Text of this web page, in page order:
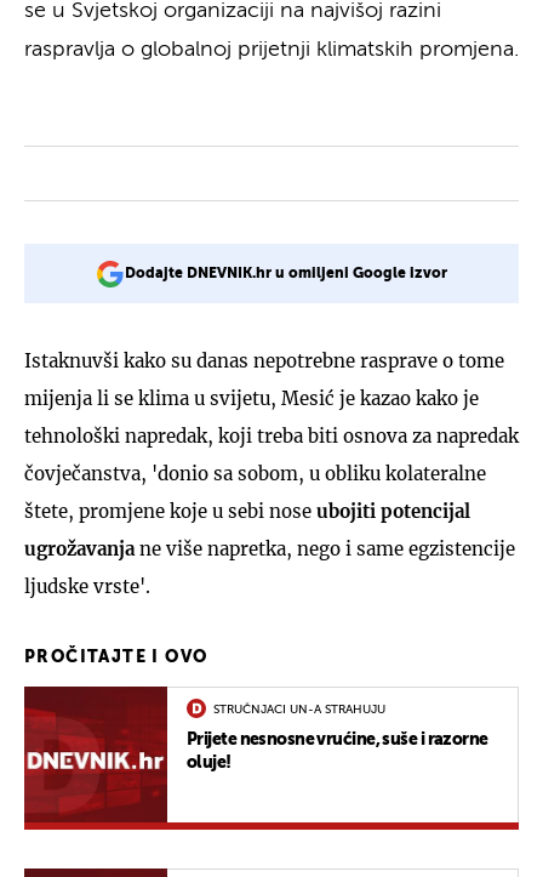
se u Svjetskoj organizaciji na najvišoj razini
raspravlja o globalnoj prijetnji klimatskih promjena.
Dodajte DNEVNIK.hr u omiljeni Google izvor
Istaknuvši kako su danas nepotrebne rasprave o tome
mijenja li se klima u svijetu, Mesić je kazao kako je
tehnološki napredak, koji treba biti osnova za napredak
čovječanstva, 'donio sa sobom, u obliku kolateralne
štete, promjene koje u sebi nose ubojiti potencijal
ugrožavanja ne više napretka, nego i same egzistencije
ljudske vrste'.
PROČITAJTE I OVO
STRUČNJACI UN-A STRAHUJU
Prijete nesnosne vrućine, suše i razorne
oluje!